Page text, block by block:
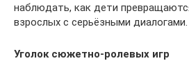
наблюдать, как дети
взрослых с серьёзными диалогами.
Уголок сюжетно-ролевых игр